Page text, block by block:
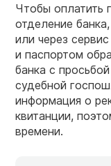
Чтобы оплатить
отделение
или через
и паспортом
банка с
судебной
информация о
квитанции,
времени.